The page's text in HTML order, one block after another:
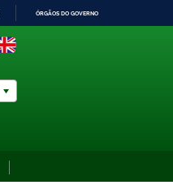
ÓRGÃOS DO GOVERNO